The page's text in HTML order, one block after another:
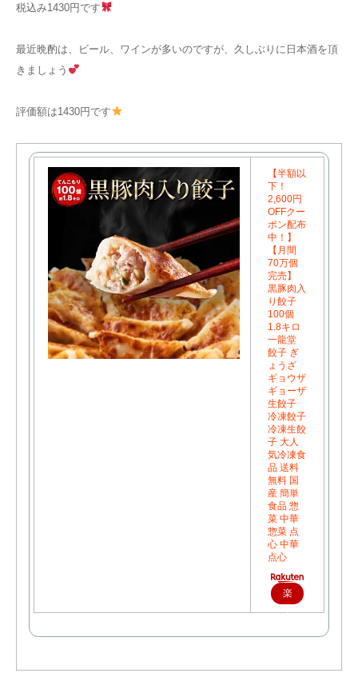
税込み1430円です
最近晩酌は、ビール、ワインが多いのですが、久しぶりに日本酒を頂
きましょう
評価額は1430円です
【半額以
下！
2,600円
OFFクー
ポン配布
中！】
【月間
70万個
完売】
黒豚肉入
り餃子
100個
1.8キロ
一龍堂
餃子 ぎ
ょうざ
ギョウザ
ギョーザ
生餃子
冷凍餃子
冷凍生餃
子 大人
気冷凍食
品 送料
無料 国
産 簡単
食品 惣
菜 中華
惣菜 点
心 中華
点心
楽
天
で